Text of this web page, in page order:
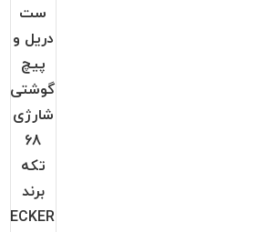
ست
دریل و
پیچ
گوشتی
شارژی
68
تکه
برند